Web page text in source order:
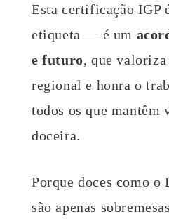
Esta certificação IGP
etiqueta — é um
e futuro, que
regional e honra o
todos os que mantêm
doceira.
Porque doces como o
são apenas